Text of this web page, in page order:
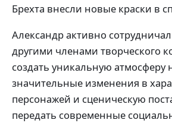
Брехта внесли новые краски в
Александр активно
другими членами творческого
создать уникальную атмосферу
значительные изменения в
персонажей и сценическую
передать современные